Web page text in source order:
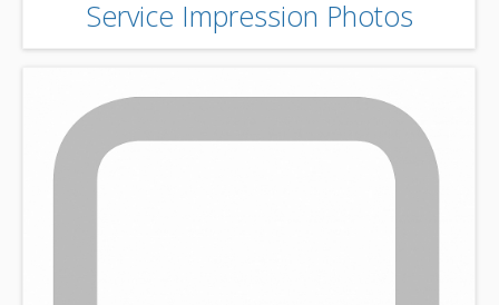
Service Impression Photos